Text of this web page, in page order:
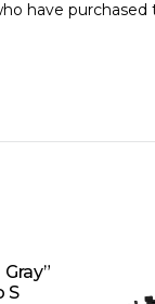
have purchased
S